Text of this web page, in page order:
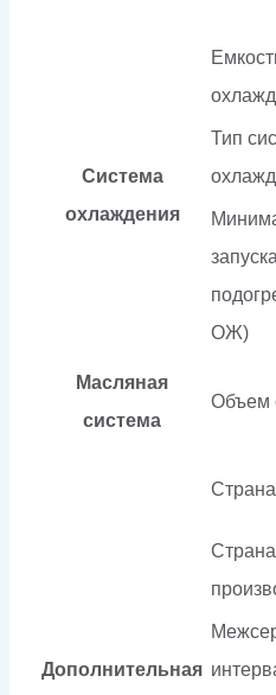
Система
охлаждения
Тип
ОЖ)
Масляная
система
Объем
Дополнительная
Страна